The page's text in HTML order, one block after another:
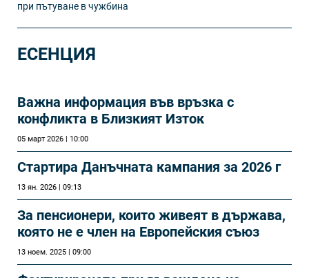
при пътуване в чужбина
ЕСЕНЦИЯ
Важна информация във връзка с
конфликта в Близкият Изток
05 март 2026 | 10:00
Стартира Данъчната кампания за 2026 г
13 ян. 2026 | 09:13
За пенсионери, които живеят в държава,
която не е член на Европейския съюз
13 ноем. 2025 | 09:00